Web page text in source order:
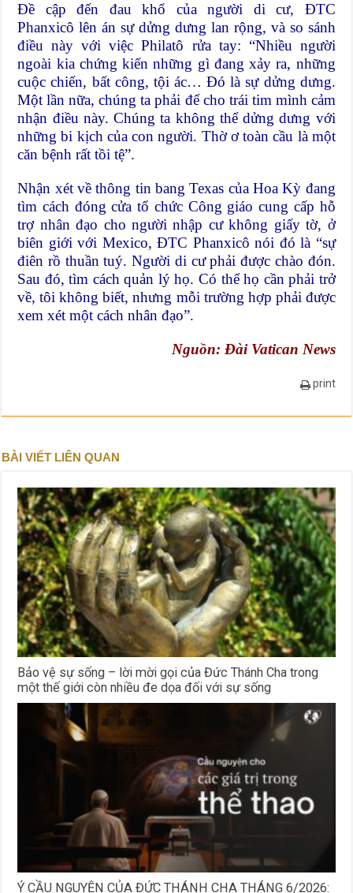
Đề cập đến đau khổ của người di cư, ĐTC
Phanxicô lên án sự dửng dưng lan rộng, và so sánh
điều này với việc Philatô rửa tay: “Nhiều người
ngoài kia chứng kiến những gì đang xảy ra, những
cuộc chiến, bất công, tội ác… Đó là sự dửng dưng.
Một lần nữa, chúng ta phải để cho trái tim mình cảm
nhận điều này. Chúng ta không thể dửng dưng với
những bi kịch của con người. Thờ ơ toàn cầu là một
căn bệnh rất tồi tệ”.
Nhận xét về thông tin bang Texas của Hoa Kỳ đang
tìm cách đóng cửa tổ chức Công giáo cung cấp hỗ
trợ nhân đạo cho người nhập cư không giấy tờ, ở
biên giới với Mexico, ĐTC Phanxicô nói đó là “sự
điên rồ thuần tuý. Người di cư phải được chào đón.
Sau đó, tìm cách quản lý họ. Có thể họ cần phải trở
về, tôi không biết, nhưng mỗi trường hợp phải được
xem xét một cách nhân đạo”.
Nguồn: Đài Vatican News
print
BÀI VIẾT LIÊN QUAN
Bảo vệ sự sống – lời mời gọi của Đức Thánh Cha trong
một thế giới còn nhiều đe dọa đối với sự sống
Ý CẦU NGUYỆN CỦA ĐỨC THÁNH CHA THÁNG 6/2026: